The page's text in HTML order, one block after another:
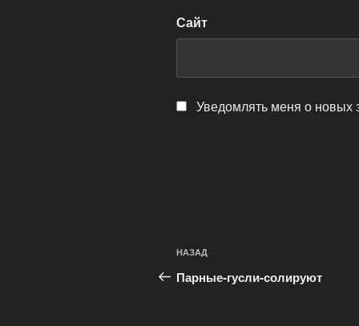
Сайт
Уведомлять меня о новых
Навигация
по
записям
Предыдущая
запись:
НАЗАД
Парные-гусли-солируют